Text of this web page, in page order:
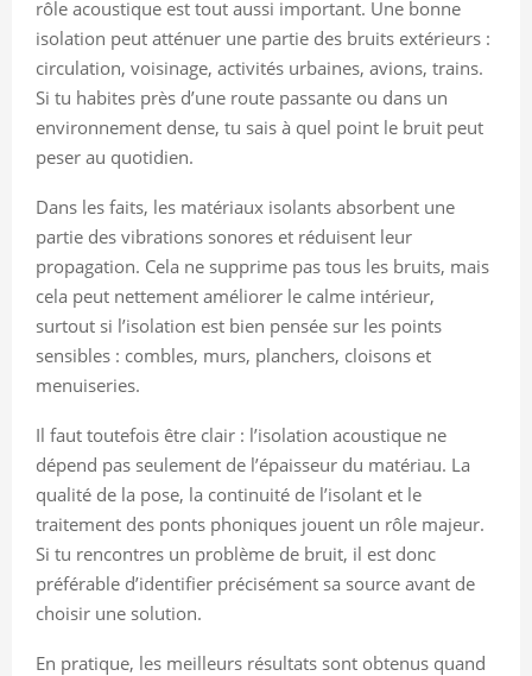
rôle acoustique est tout aussi important. Une bonne
isolation peut atténuer une partie des bruits extérieurs :
circulation, voisinage, activités urbaines, avions, trains.
Si tu habites près d’une route passante ou dans un
environnement dense, tu sais à quel point le bruit peut
peser au quotidien.
Dans les faits, les matériaux isolants absorbent une
partie des vibrations sonores et réduisent leur
propagation. Cela ne supprime pas tous les bruits, mais
cela peut nettement améliorer le calme intérieur,
surtout si l’isolation est bien pensée sur les points
sensibles : combles, murs, planchers, cloisons et
menuiseries.
Il faut toutefois être clair : l’isolation acoustique ne
dépend pas seulement de l’épaisseur du matériau. La
qualité de la pose, la continuité de l’isolant et le
traitement des ponts phoniques jouent un rôle majeur.
Si tu rencontres un problème de bruit, il est donc
préférable d’identifier précisément sa source avant de
choisir une solution.
En pratique, les meilleurs résultats sont obtenus quand